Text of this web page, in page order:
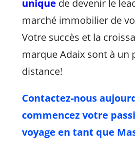
unique de devenir le
marché immobilier de
Votre succès et la
marque Adaix sont à un
distance!
Contactez-nous
commencez votre
voyage en tant que